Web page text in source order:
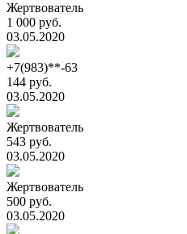
Жертвователь
1 000 руб.
03.05.2020
+7(983)**-63
144 руб.
03.05.2020
Жертвователь
543 руб.
03.05.2020
Жертвователь
500 руб.
03.05.2020